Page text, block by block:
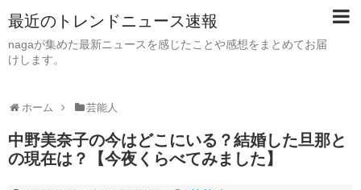
最近のトレンドニュース速報
nagaが集めた最新ニュースを感じたことや感想をまとめてお届
けします。
ホーム 芸能人
中野美奈子の今はどこにいる？結婚した旦那と
の現在は？【今夜くらべてみました】